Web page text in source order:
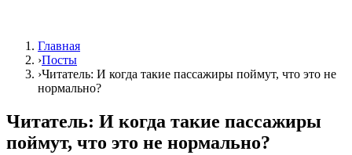
Главная
›Посты
›Читатель: И когда такие пассажиры поймут, что это не
нормально?
Читатель: И когда такие пассажиры
поймут, что это не нормально?